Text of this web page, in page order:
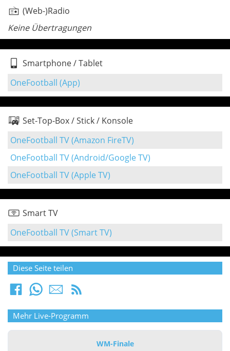
(Web-)Radio
Keine Übertragungen
Smartphone / Tablet
OneFootball (App)
Set-Top-Box / Stick / Konsole
OneFootball TV (Amazon FireTV)
OneFootball TV (Android/Google TV)
OneFootball TV (Apple TV)
Smart TV
OneFootball TV (Smart TV)
Diese Seite teilen
Mehr Live-Programm
WM-Finale